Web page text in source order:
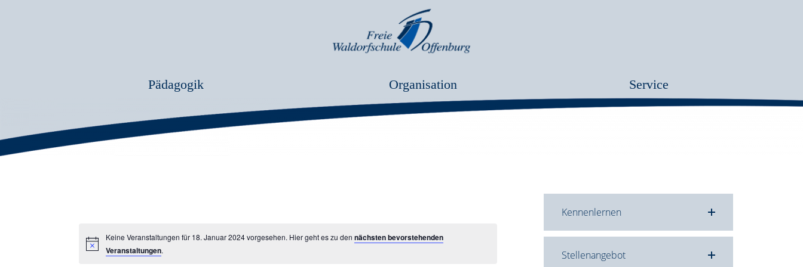
Pädagogik Organisation Service
Keine Veranstaltungen für 18. Januar 2024 vorgesehen. Hier geht es zu den nächsten bevorstehenden
Veranstaltungen.
Kennenlernen
Stellenangebot